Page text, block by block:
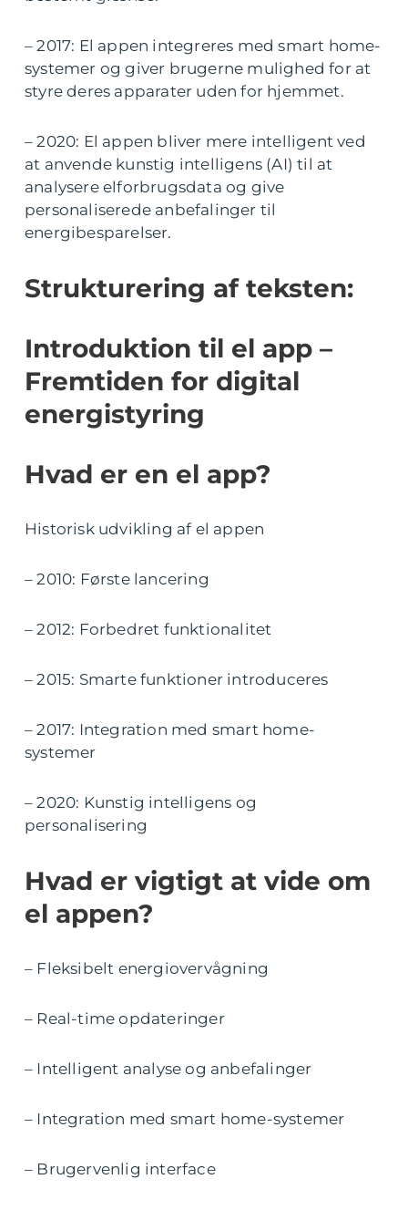
– 2017: El appen integreres med smart home-
systemer og giver brugerne mulighed for at
styre deres apparater uden for hjemmet.
– 2020: El appen bliver mere intelligent ved
at anvende kunstig intelligens (AI) til at
analysere elforbrugsdata og give
personaliserede anbefalinger til
energibesparelser.
Strukturering af teksten:
Introduktion til el app –
Fremtiden for digital
energistyring
Hvad er en el app?
Historisk udvikling af el appen
– 2010: Første lancering
– 2012: Forbedret funktionalitet
– 2015: Smarte funktioner introduceres
– 2017: Integration med smart home-
systemer
– 2020: Kunstig intelligens og
personalisering
Hvad er vigtigt at vide om
el appen?
– Fleksibelt energiovervågning
– Real-time opdateringer
– Intelligent analyse og anbefalinger
– Integration med smart home-systemer
– Brugervenlig interface